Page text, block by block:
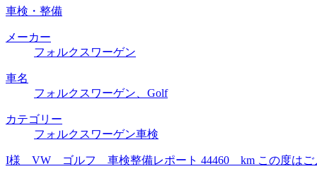
車検・整備
メーカー
フォルクスワーゲン
車名
フォルクスワーゲン、Golf
カテゴリー
フォルクスワーゲン車検
I様 VW ゴルフ 車検整備レポート 44460 km この度はご